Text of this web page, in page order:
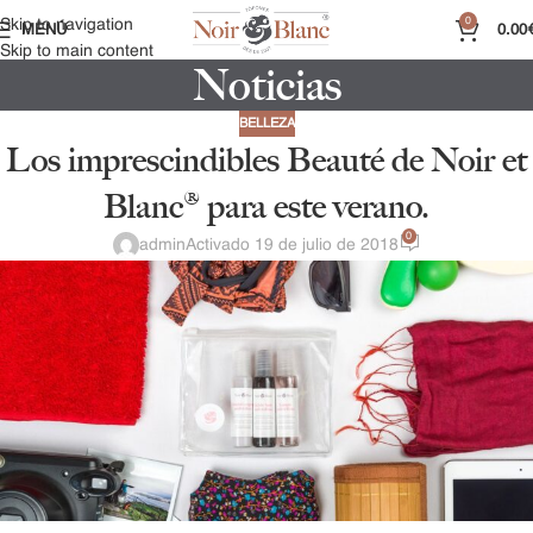
Skip to navigation
Skip to main content
MENÚ
0
0.00
Noticias
BELLEZA
Los imprescindibles Beauté de Noir et
Blanc® para este verano.
adminActivado 19 de julio de 2018
0